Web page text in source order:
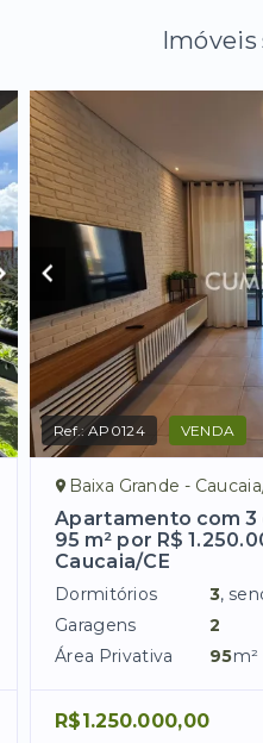
Ref.:AP0124 VENDA
Baixa Grande -
Apartamento com 3
95 m² por R$
Caucaia/CE
Dormitórios 3,
Garagens
2
Área Privativa
95m²
R$1.250.000,00